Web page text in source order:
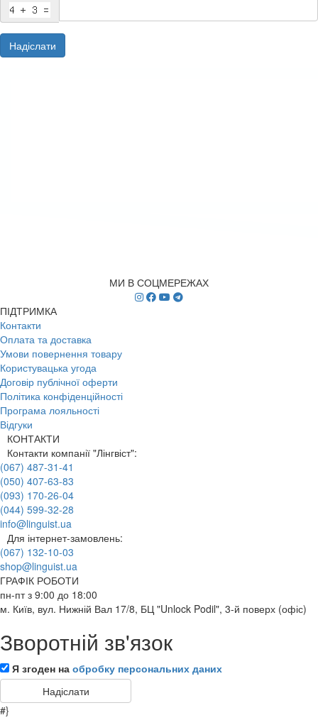
Надіслати
МИ В СОЦМЕРЕЖАХ
ПІДТРИМКА
Контакти
Оплата та доставка
Умови повернення товару
Користувацька угода
Договір публічної оферти
Політика конфіденційності
Програма лояльності
Відгуки
КОНТАКТИ
Контакти компанії "Лінгвіст":
(067) 487-31-41
(050) 407-63-83
(093) 170-26-04
(044) 599-32-28
info@linguist.ua
Для інтернет-замовлень:
(067) 132-10-03
shop@linguist.ua
ГРАФІК РОБОТИ
пн-пт з 9:00 до 18:00
м. Київ, вул. Нижній Вал 17/8, БЦ "Unlock Podil", 3-й поверх (офіс)
Зворотній зв'язок
Я згоден на обробку персональних даних
#}